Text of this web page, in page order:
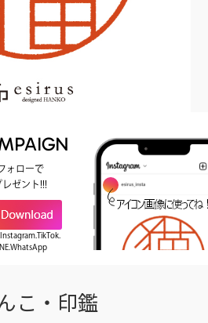
ォローで
レゼント!!!
こ・印鑑